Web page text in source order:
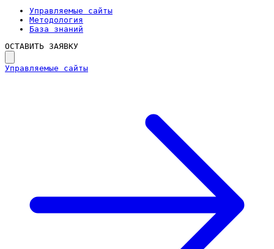
Управляемые сайты
Методология
База знаний
ОСТАВИТЬ ЗАЯВКУ
Управляемые сайты